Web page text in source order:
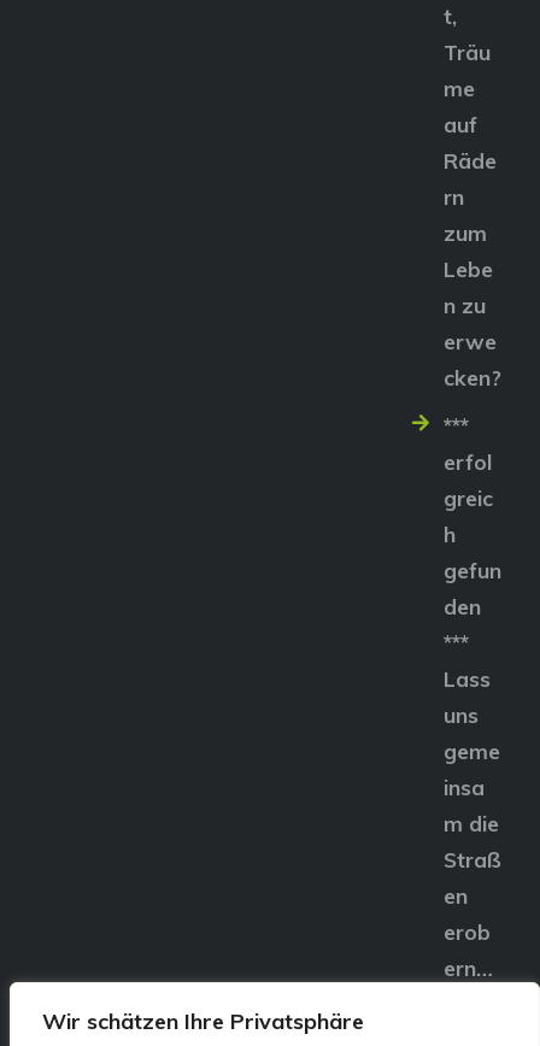
Wir schätzen Ihre Privatsphäre
t,
Träu
me
auf
Räde
rn
zum
Lebe
n zu
erwe
cken?
***
erfol
greic
h
gefun
den
***
Lass
uns
geme
insa
m die
Straß
en
erob
ern…